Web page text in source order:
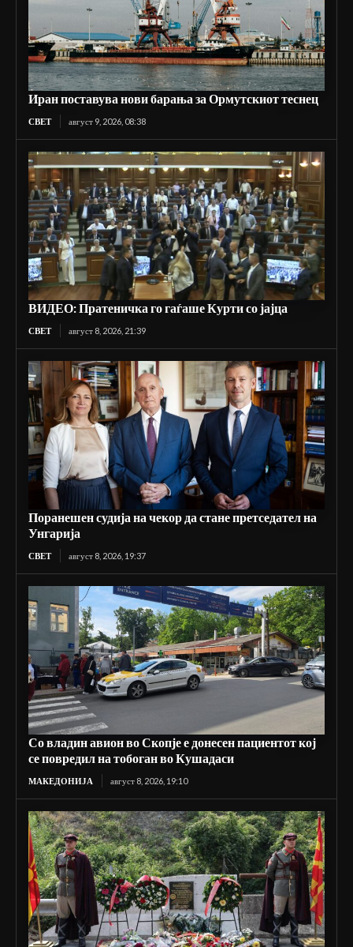
Иран поставува нови барања за Ормутскиот теснец
СВЕТ август 9, 2026, 08:38
ВИДЕО: Пратеничка го гаѓаше Курти со јајца
СВЕТ август 8, 2026, 21:39
Поранешен судија на чекор да стане претседател на
Унгарија
СВЕТ август 8, 2026, 19:37
Со владин авион во Скопје е донесен пациентот кој
се повредил на тобоган во Кушадаси
МАКЕДОНИЈА август 8, 2026, 19:10